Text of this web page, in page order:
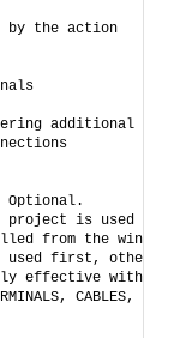
by the action
additional
project is used
from the windows
first, otherwise
effective with the
CABLES,